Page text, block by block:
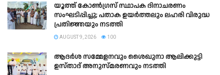
യൂത്ത് കോൺഗ്രസ് സ്ഥാപക ദിനാചരണം
സംഘടിപ്പിച്ചു; പതാക ഉയർത്തലും ലഹരി വിരുദ്ധ
പ്രതിജ്ഞയും നടത്തി
AUGUST 9, 2026 100
ആദർശ സമ്മേളനവും ശൈഖുനാ ആലിക്കുട്ടി
ഉസ്താദ് അനുസ്മരണവും നടത്തി